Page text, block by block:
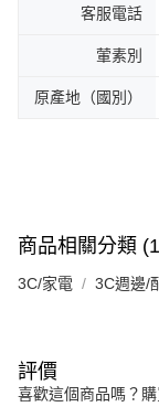
客服電話
葷素別
原產地（國別）
商品相關分類
3C/家電 3C週邊/
評價
喜歡這個商品嗎？